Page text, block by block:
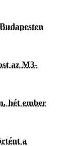
az M3-
hét ember
a